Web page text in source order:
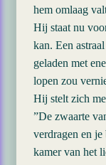
hem omlaag
Hij staat nu
kan. Een
geladen met
lopen zou
Hij stelt zich
”De zwaarte
verdragen en
kamer van het